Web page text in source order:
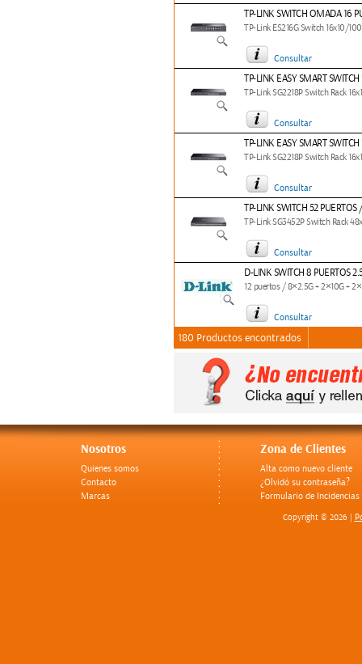
TP-LINK SWITCH OMADA 16
TP-Link ES216G Switch 16x10/
Consultar
TP-LINK EASY SMART
TP-Link SG2218P Switch Rack
Consultar
TP-LINK EASY SMART
TP-Link SG2218P Switch Rack
Consultar
TP-LINK SWITCH 52 PUERTOS
TP-Link SG3452P Switch Rack
Consultar
D-LINK SWITCH 8 PUERTOS
12 puertos / 8×2.5G + 2×10G +
Consultar
180 Productos encontrados
Nosotros
Quienes somos
Contacto
Marcas
Zona de Clientes
Alta como nuevo cliente
¿Olvidó su contraseña?
Formulario de Incidencias
Copyright © 2026 |